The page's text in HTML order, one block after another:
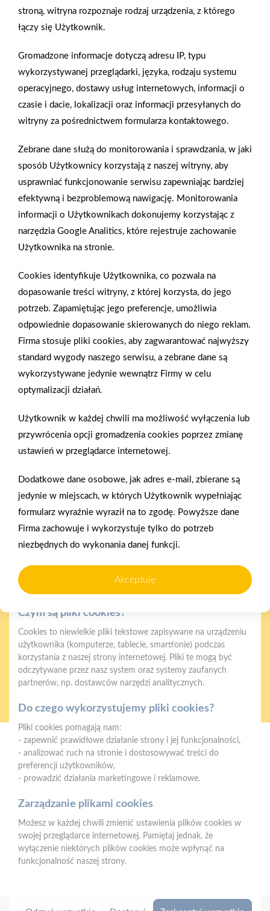
Wiertarko wkrętarka akumulatorowa Bosch GSR 120-LI to
wysoka moc, kompaktowość i wytrzymałość w zasięgu ręki.
Uniwersalna wkrętarka Bosch 12v to urządzenie, które
sprawdzi się zarówno w pracach związanych z wkręcaniem, jak i
wysoki moment obrotowy wkrętarki 12v.
Zobacz więcej
Zobacz więcej
« 1 2 4 5 6 7 8 9 10
393
394
»
Gwarancja jakości
Zakupy w systemie
Oferujemy zakupy
Zakupy
PSB Mrówka Tarnobrzeg
ul. Sikorskiego 86, 39-400 Tarnobrzeg
E-mail:Formularz kontaktowy
NIP:8672253958
Strefa Klienta
stroną, witryna rozpoznaje rodzaj urządzenia, z którego
łączy się Użytkownik.
Gromadzone informacje dotyczą adresu IP, typu
wykorzystywanej przeglądarki, języka, rodzaju systemu
operacyjnego, dostawy usług internetowych, informacji o
czasie i dacie, lokalizacji oraz informacji przesyłanych do
witryny za pośrednictwem formularza kontaktowego.
Zebrane dane służą do monitorowania i sprawdzania, w jaki
sposób Użytkownicy korzystają z naszej witryny, aby
usprawniać funkcjonowanie serwisu zapewniając bardziej
efektywną i bezproblemową nawigację. Monitorowania
informacji o Użytkownikach dokonujemy korzystając z
narzędzia Google Analitics, które rejestruje zachowanie
Użytkownika na stronie.
Cookies identyfikuje Użytkownika, co pozwala na
dopasowanie treści witryny, z której korzysta, do jego
potrzeb. Zapamiętując jego preferencje, umożliwia
odpowiednie dopasowanie skierowanych do niego reklam.
Firma stosuje pliki cookies, aby zagwarantować najwyższy
standard wygody naszego serwisu, a zebrane dane są
wykorzystywane jedynie wewnątrz Firmy w celu
optymalizacji działań.
Użytkownik w każdej chwili ma możliwość wyłączenia lub
przywrócenia opcji gromadzenia cookies poprzez zmianę
ustawień w przeglądarce internetowej.
Dodatkowe dane osobowe, jak adres e-mail, zbierane są
jedynie w miejscach, w których Użytkownik wypełniając
formularz wyraźnie wyraził na to zgodę. Powyższe dane
Firma zachowuje i wykorzystuje tylko do potrzeb
niezbędnych do wykonania danej funkcji.
Akceptuję
Polityka plików cookies
zapewnienia prawidłowego działania strony, poprawy komfortu
użytkowania oraz analizy ruchu na stronie.
Czym są pliki cookies?
Cookies to niewielkie pliki tekstowe zapisywane na urządzeniu
użytkownika (komputerze, tablecie, smartfonie) podczas
korzystania z naszej strony internetowej. Pliki te mogą być
odczytywane przez nasz system oraz systemy zaufanych
partnerów, np. dostawców narzędzi analitycznych.
Do czego wykorzystujemy pliki cookies?
Pliki cookies pomagają nam:
- zapewnić prawidłowe działanie strony i jej funkcjonalności,
- analizować ruch na stronie i dostosowywać treści do
preferencji użytkowników,
- prowadzić działania marketingowe i reklamowe.
Zarządzanie plikami cookies
Możesz w każdej chwili zmienić ustawienia plików cookies w
swojej przeglądarce internetowej. Pamiętaj jednak, że
wyłączenie niektórych plików cookies może wpłynąć na
funkcjonalność naszej strony.